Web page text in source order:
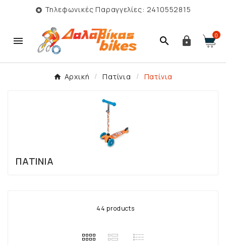
 Τηλεφωνικές Παραγγελίες: 2410552815
   0
Αρχική Πατίνια Πατίνια
ΠΑΤΊΝΙΑ
44 products